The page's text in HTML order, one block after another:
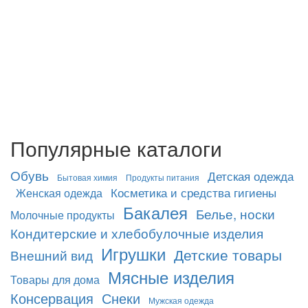
Популярные каталоги
Обувь Бытовая химия Продукты питания Детская одежда
Женская одежда Косметика и средства гигиены
Молочные продукты Бакалея Белье, носки
Кондитерские и хлебобулочные изделия
Внешний вид Игрушки Детские товары
Товары для дома Мясные изделия
Консервация Снеки Мужская одежда